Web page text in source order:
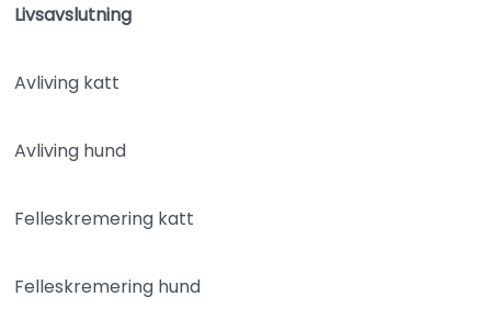
Livsavslutning
Avliving katt
Avliving hund
Felleskremering katt
Felleskremering hund